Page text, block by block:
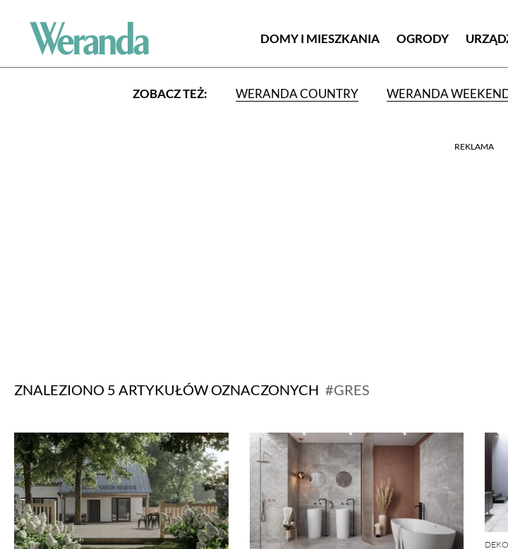
DOMY I MIESZKANIA OGRODY
ZOBACZ TEŻ: WERANDA COUNTRY WERANDA
REKLAMA
ZNALEZIONO 5 ARTYKUŁÓWOZNACZONYCH GRES